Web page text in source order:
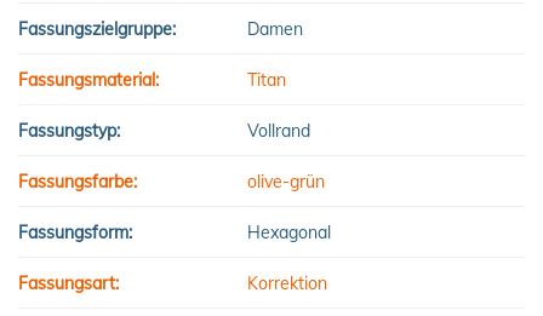
Fassungszielgruppe: Damen
Fassungsmaterial: Titan
Fassungstyp: Vollrand
Fassungsfarbe: olive-grün
Fassungsform: Hexagonal
Fassungsart: Korrektion